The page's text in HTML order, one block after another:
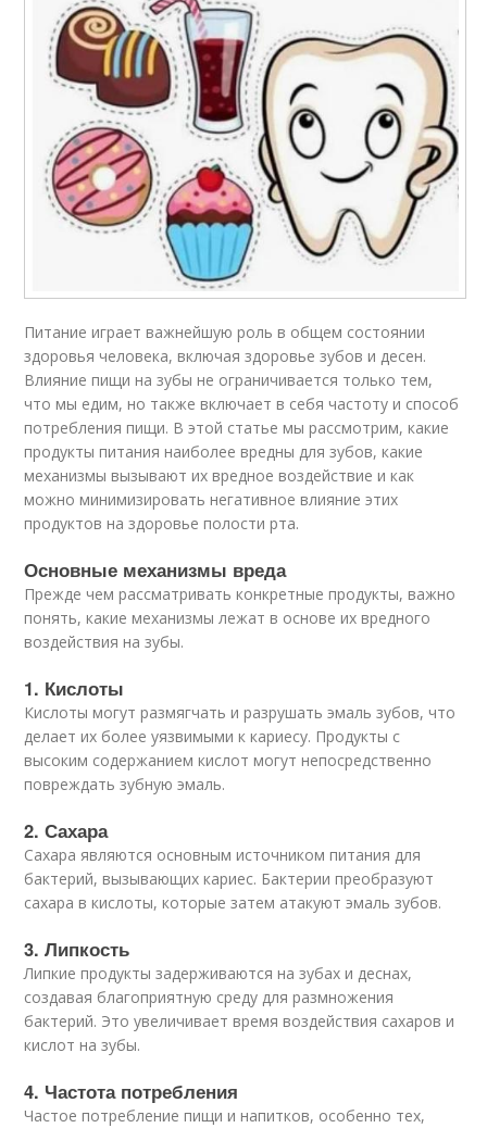
Питание играет важнейшую роль в общем состоянии
здоровья человека, включая здоровье зубов и десен.
Влияние пищи на зубы не ограничивается только тем,
что мы едим, но также включает в себя частоту и способ
потребления пищи. В этой статье мы рассмотрим, какие
продукты питания наиболее вредны для зубов, какие
механизмы вызывают их вредное воздействие и как
можно минимизировать негативное влияние этих
продуктов на здоровье полости рта.
Основные механизмы вреда
Прежде чем рассматривать конкретные продукты, важно
понять, какие механизмы лежат в основе их вредного
воздействия на зубы.
1. Кислоты
Кислоты могут размягчать и разрушать эмаль зубов, что
делает их более уязвимыми к кариесу. Продукты с
высоким содержанием кислот могут непосредственно
повреждать зубную эмаль.
2. Сахара
Сахара являются основным источником питания для
бактерий, вызывающих кариес. Бактерии преобразуют
сахара в кислоты, которые затем атакуют эмаль зубов.
3. Липкость
Липкие продукты задерживаются на зубах и деснах,
создавая благоприятную среду для размножения
бактерий. Это увеличивает время воздействия сахаров и
кислот на зубы.
4. Частота потребления
Частое потребление пищи и напитков, особенно тех,